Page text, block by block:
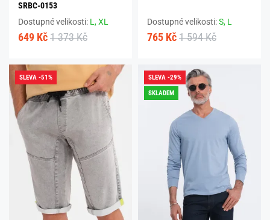
SRBC-0153
Dostupné velikosti: L,XL
649 Kč 1 373 Kč
Dostupné velikosti:S, L
765 Kč 1 594 Kč
SLEVA -51%
SLEVA -29%
SKLADEM